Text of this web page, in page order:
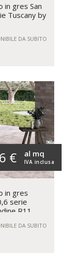
in gres San
Tuscany by
DA SUBITO
€ IVA inclusa
al mq
in gres
serie
R11
DA SUBITO